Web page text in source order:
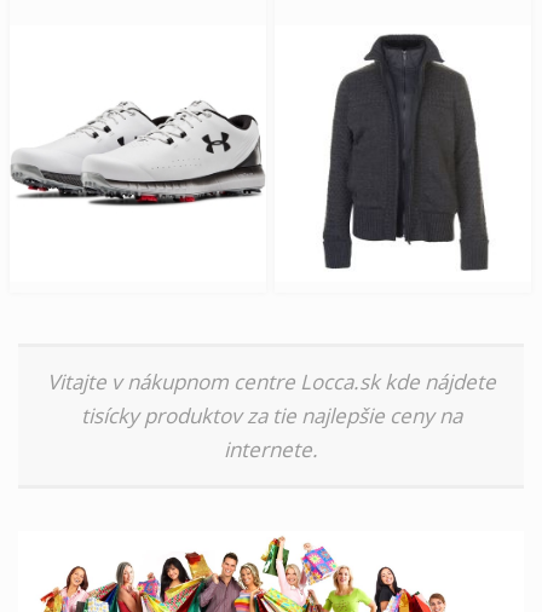
Vitajte v nákupnom centre Locca.sk kde nájdete
tisícky produktov za tie najlepšie ceny na
internete.